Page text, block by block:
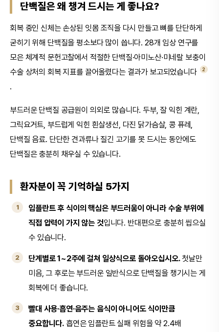
단백질은 왜 챙겨 드시는 게 좋나요?
회복 중인 신체는 손상된 잇몸 조직을 다시 만들고 뼈를 단단하게
굳히기 위해 단백질을 평소보다 많이 씁니다. 28개 임상 연구를
모은 체계적 문헌고찰에서 적절한 단백질·아미노산·미네랄 보충이
수술 상처의 회복 지표를 끌어올렸다는 결과가 보고되었습니다
2
.
부드러운 단백질 공급원이 의외로 많습니다. 두부, 잘 익힌 계란,
그릭요거트, 부드럽게 익힌 흰살생선, 다진 닭가슴살, 콩 퓨레,
단백질 음료. 단단한 견과류나 질긴 고기를 못 드시는 동안에도
단백질은 충분히 채우실 수 있습니다.
환자분이 꼭 기억하실 5가지
임플란트 후 식이의 핵심은 부드러움이 아니라 수술 부위에
직접 압력이 가지 않는 것입니다. 반대편으로 충분히 씹으실
수 있습니다.
단계별로 1~2주에 걸쳐 일상식으로 돌아오십시오.첫날만
미음, 그 후로는 부드러운 일반식으로 단백질을 챙기시는 게
회복에 더 좋습니다.
빨대 사용·흡연·음주는 음식이 아니어도 식이만큼
중요합니다. 흡연은 임플란트 실패 위험을 약 2.4배